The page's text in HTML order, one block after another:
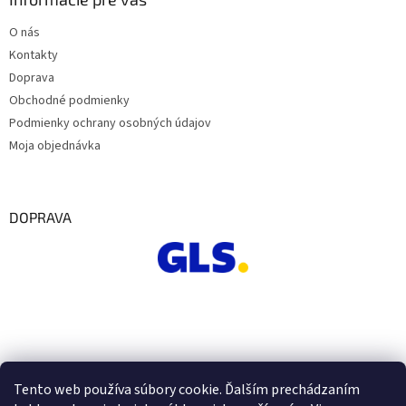
Tento web používa súbory cookie. Ďalším prechádzaním
O nás
Kontakty
Doprava
Obchodné podmienky
Podmienky ochrany osobných údajov
Moja objednávka
DOPRAVA